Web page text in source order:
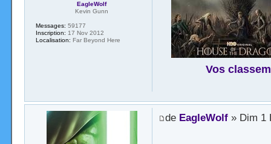
Vos
EagleWolf
Kevin Gunn
Messages: 59177
Inscription: 17 Nov 2012
Localisation: Far Beyond Here
de EagleWolf» Dim 1